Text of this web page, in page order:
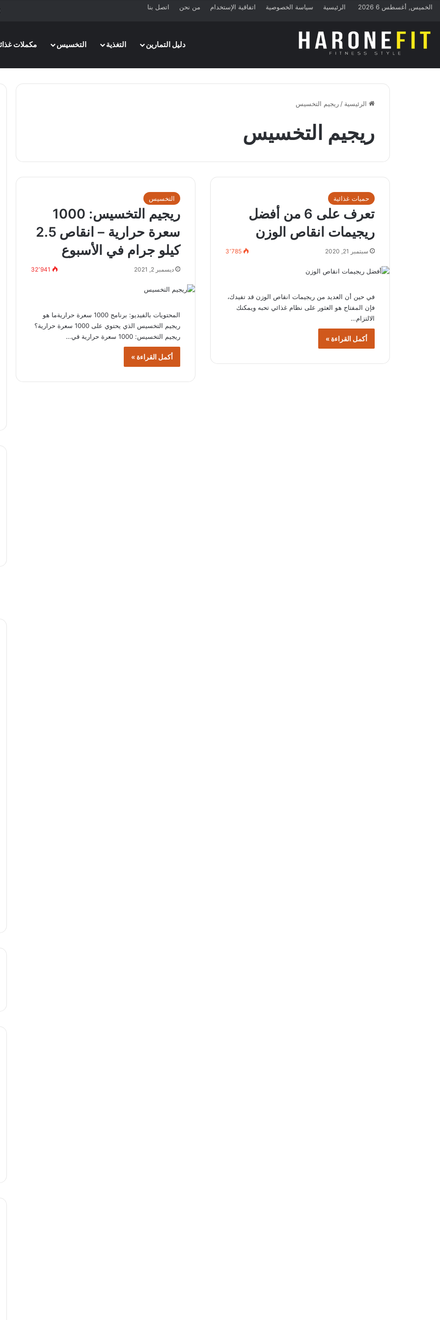
الخميس, أغسطس 6 2026 الرئيسية سياسة الخصوصية اتفاقية الإستخدام من نحن اتصل بنا
دليل التمارين
التغذية التخسيس مكملات
الرئيسية / ريجيم التخسيس
ريجيم التخسيس
حميات غذائية
تعرف على 6 من أفضل
ريجيمات انقاص الوزن
سبتمبر 21, 2020 3٬785
في حين أن العديد من ريجيمات انقاص الوزن قد تفيدك،
فإن المفتاح هو العثور على نظام غذائي تحبه ويمكنك
الالتزام…
أكمل القراءة »
التخسيس
ريجيم التخسيس: 1000
سعرة حرارية – انقاص 2.5
كيلو جرام في الأسبوع
ديسمبر 2, 2021 32٬941
المحتويات بالفيديو: برنامج 1000 سعرة حراريةما هو
ريجيم التخسيس الذي يحتوي على 1000 سعرة حرارية؟
ريجيم التخسيس: 1000 سعرة حرارية قي…
أكمل القراءة »